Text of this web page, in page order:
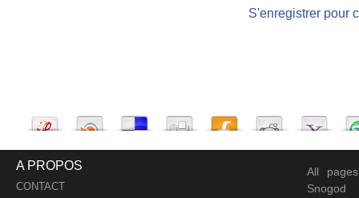
S'enregistrer pour
A PROPOS
CONTACT
All
Snogod